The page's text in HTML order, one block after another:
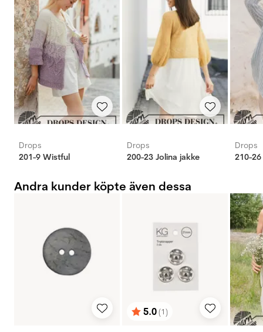
Drops
201-9 Wistful
Drops
200-23 Jolina jakke
Drops
210-
Andra kunder köpte även dessa
Betyg:
5.0(1)
utav 5 stjärnor